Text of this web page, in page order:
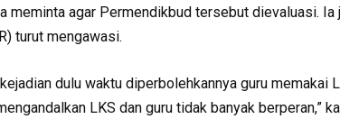
meminta agar Permendikbud tersebut dievaluasi.
turut mengawasi.
dulu waktu diperbolehkannya guru memakai
LKS dan guru tidak banyak berperan,”